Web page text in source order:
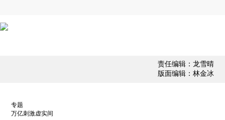
责任编辑：龙雪晴
版面编辑：林金冰
专题
万亿刺激虚实间